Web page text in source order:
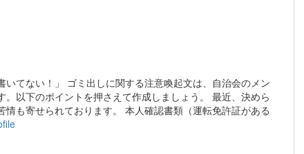
てない！」 ゴミ出しに関する注意喚起文は、自治会のメン
以下のポイントを押さえて作成しましょう。 最近、決めら
も寄せられております。 本人確認書類（運転免許証がある